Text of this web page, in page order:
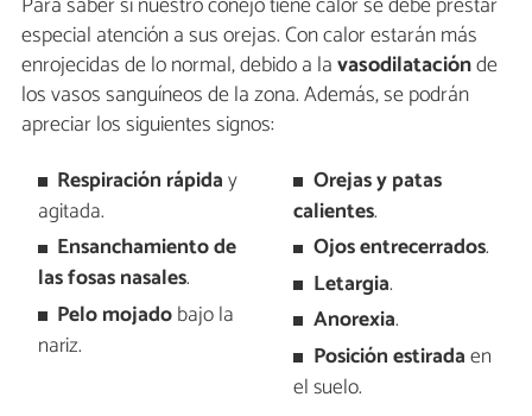
especial atención a sus orejas. Con calor estarán más
enrojecidas de lo normal, debido a lavasodilataciónde
los vasos sanguíneos de la zona. Además, se podrán
apreciar los siguientes signos:
Respiración rápiday
agitada.
Ensanchamiento de
las fosas nasales.
Pelo mojadobajo la
nariz.
Orejas y patas
calientes.
Ojos entrecerrados.
Letargia.
Anorexia.
Posición estiradaen
el suelo.